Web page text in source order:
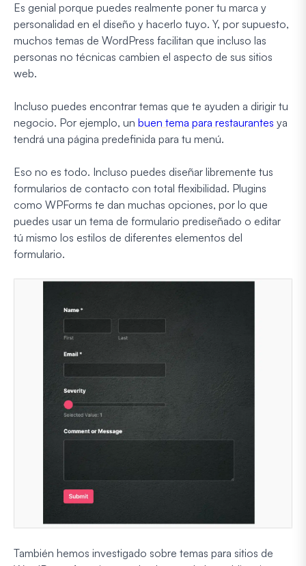
Es genial porque puedes realmente poner tu marca y
personalidad en el diseño y hacerlo tuyo. Y, por supuesto,
muchos temas de WordPress facilitan que incluso las
personas no técnicas cambien el aspecto de sus sitios
web.
Incluso puedes encontrar temas que te ayuden a dirigir tu
negocio. Por ejemplo, un buen tema para restaurantes ya
tendrá una página predefinida para tu menú.
Eso no es todo. Incluso puedes diseñar libremente tus
formularios de contacto con total flexibilidad. Plugins
como WPForms te dan muchas opciones, por lo que
puedes usar un tema de formulario prediseñado o editar
tú mismo los estilos de diferentes elementos del
formulario.
También hemos investigado sobre temas para sitios de